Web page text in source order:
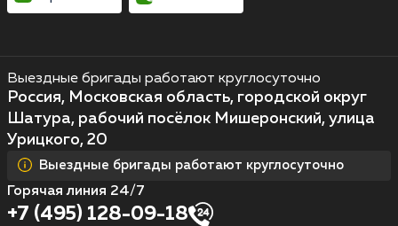
Выездные бригады работают круглосуточно
Россия, Московская область, городской округ
Шатура, рабочий посёлок Мишеронский, улица
Урицкого, 20
Выездные бригады работают круглосуточно
Горячая линия 24/7
+7 (495) 128-09-18